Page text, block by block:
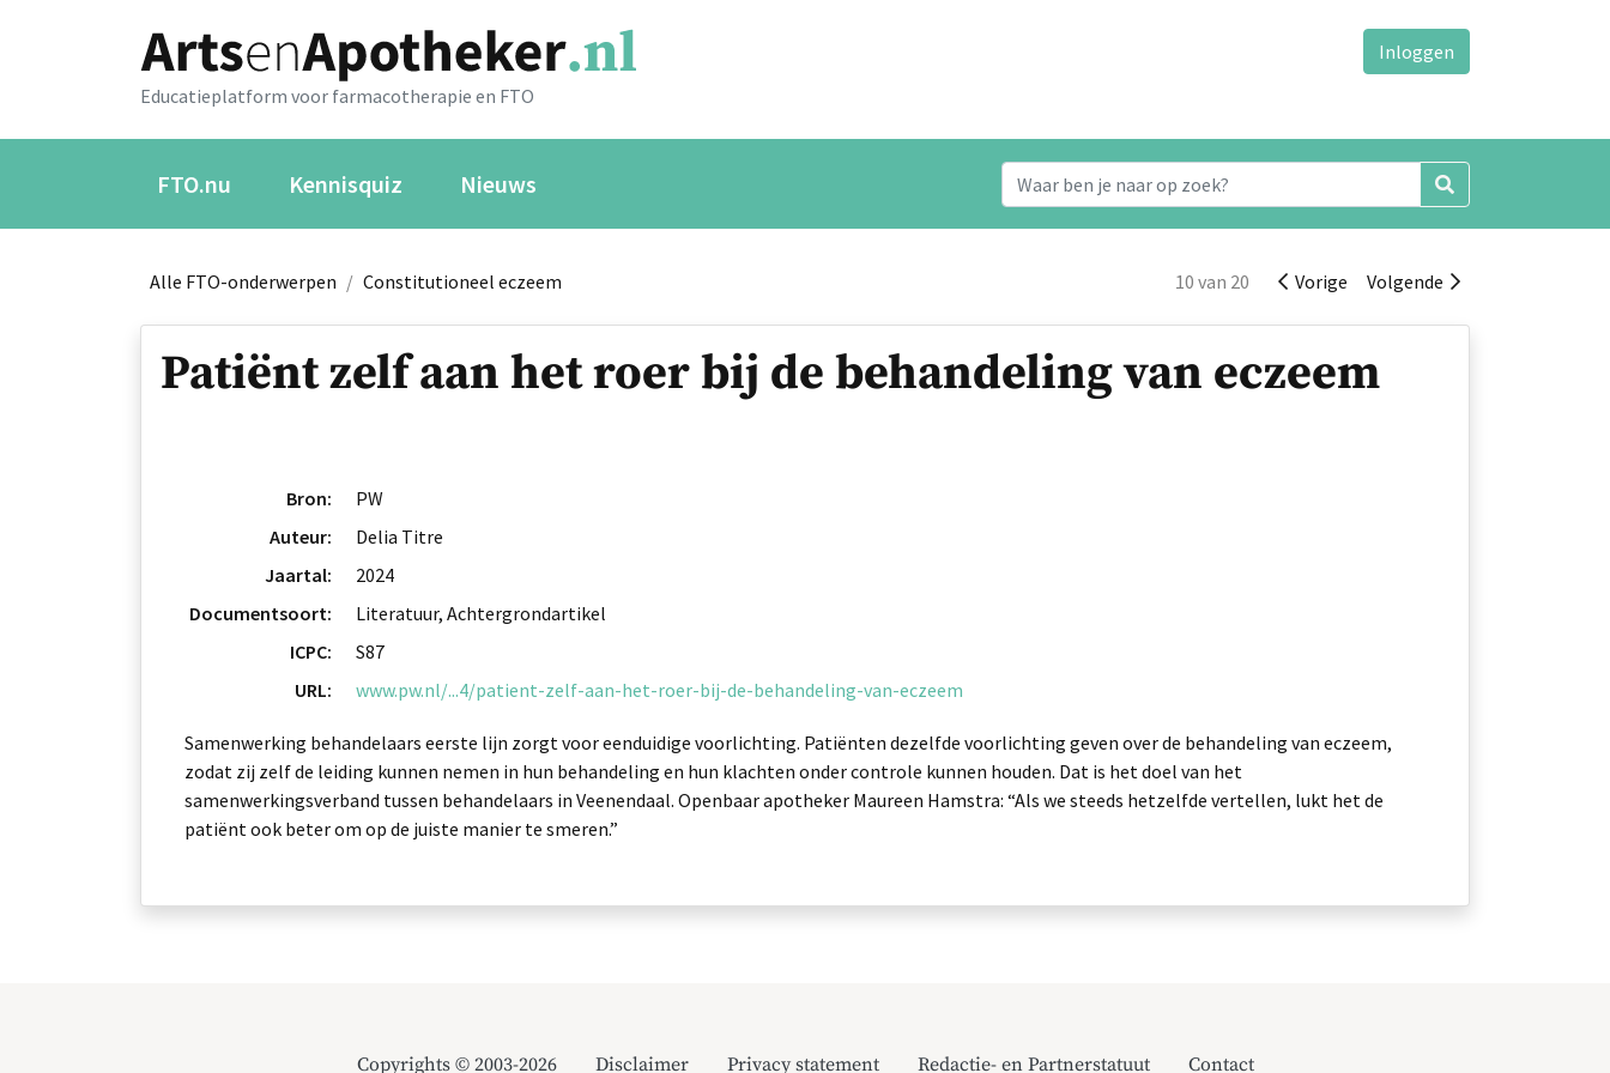
Educatieplatform voor farmacotherapie en FTO
Inloggen
FTO.nu Kennisquiz Nieuws
Alle FTO-onderwerpen / Constitutioneel eczeem 10 van 20 Vorige Volgende
Patiënt zelf aan het roer bij de behandeling van eczeem
Bron:
PW
Auteur:
Delia Titre
Jaartal:
2024
Documentsoort:
Literatuur, Achtergrondartikel
ICPC:
S87
URL:
www.pw.nl/...4/patient-zelf-aan-het-roer-bij-de-behandeling-van-eczeem
Samenwerking behandelaars eerste lijn zorgt voor eenduidige voorlichting. Patiënten dezelfde voorlichting geven over de behandeling van eczeem,
zodat zij zelf de leiding kunnen nemen in hun behandeling en hun klachten onder controle kunnen houden. Dat is het doel van het
samenwerkingsverband tussen behandelaars in Veenendaal. Openbaar apotheker Maureen Hamstra: “Als we steeds hetzelfde vertellen, lukt het de
patiënt ook beter om op de juiste manier te smeren.”
Copyrights © 2003-2026 Disclaimer Privacy statement Redactie- en Partnerstatuut Contact